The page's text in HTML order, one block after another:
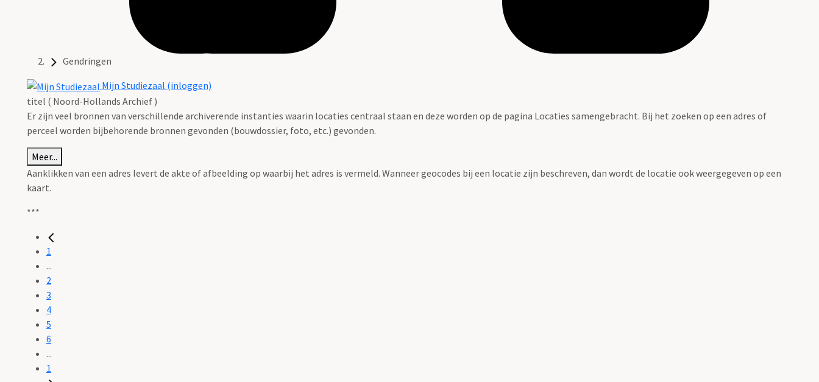
Gendringen
Mijn Studiezaal (inloggen)
titel ( Noord-Hollands Archief )
Er zijn veel bronnen van verschillende archiverende instanties waarin locaties centraal staan en deze worden op de pagina Locaties samengebracht. Bij het zoeken op een adres of
perceel worden bijbehorende bronnen gevonden (bouwdossier, foto, etc.) gevonden.
Meer...
Aanklikken van een adres levert de akte of afbeelding op waarbij het adres is vermeld. Wanneer geocodes bij een locatie zijn beschreven, dan wordt de locatie ook weergegeven op een
kaart.
***
1
...
2
3
4
5
6
...
1